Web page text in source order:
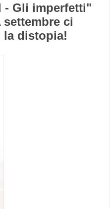
- Gli imperfetti"
settembre ci
la distopia!